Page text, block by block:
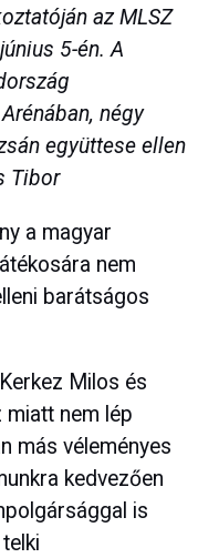
az MLSZ
5-én. A
négy
együttese ellen
Tibor
a magyar
nem
barátságos
Milos és
miatt nem lép
más véleményes
kedvezően
is